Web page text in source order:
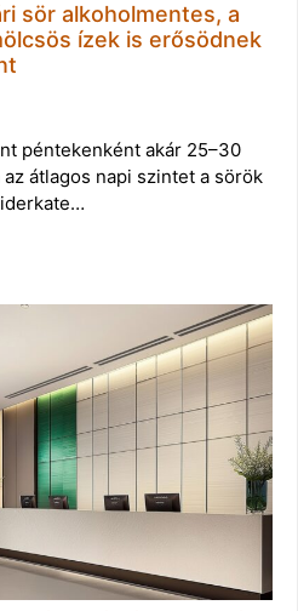
sör alkoholmentes, a
ízek is erősödnek
péntekenként akár 25–30
átlagos napi szintet a sörök